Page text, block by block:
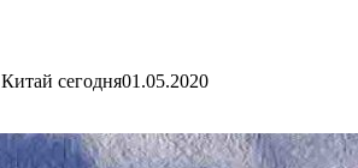
Китай сегодня01.05.2020